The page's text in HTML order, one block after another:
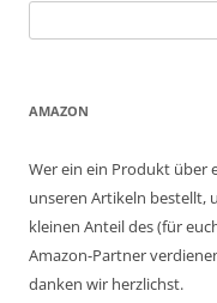
AMAZON
Wer ein ein Produkt über
unseren Artikeln bestellt,
kleinen Anteil des (für
Amazon-Partner
danken wir herzlichst.